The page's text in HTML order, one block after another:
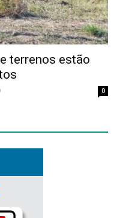
terrenos estão
0